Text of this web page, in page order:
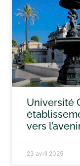
Université
vers
23 avril 2025